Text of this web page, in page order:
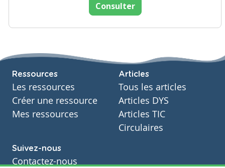
Consulter
Ressources
Les ressources
Créer une ressource
Mes ressources
Articles
Tous les articles
Articles DYS
Articles TIC
Circulaires
Suivez-nous
Contactez-nous